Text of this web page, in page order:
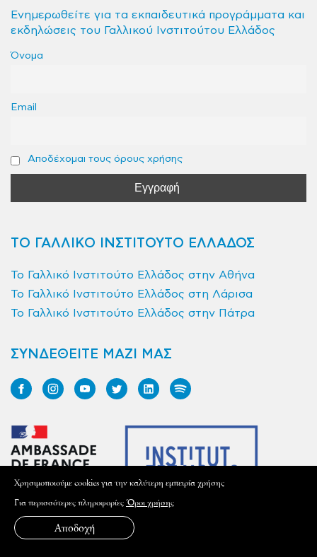
Ενημερωθείτε για τα εκπαιδευτικά προγράμματα και
εκδηλώσεις του Γαλλικού Ινστιτούτου Ελλάδος
Όνομα
Email
Αποδέχομαι τους όρους χρήσης
ΤΟ ΓΑΛΛΙΚΟ ΙΝΣΤΙΤΟΥΤΟ ΕΛΛΑΔΟΣ
Το Γαλλικό Ινστιτούτο Ελλάδος στην Αθήνα
Το Γαλλικό Ινστιτούτο Ελλάδος στη Λάρισα
Το Γαλλικό Ινστιτούτο Ελλάδος στην Πάτρα
ΣΥΝΔΕΘΕΙΤΕ ΜΑΖΙ ΜΑΣ
Xρησιμοποιούμε cookies για την καλύτερη εμπειρία χρήσης
Για περισσότερες πληροφορίεςΌροι χρήσης
Αποδοχή